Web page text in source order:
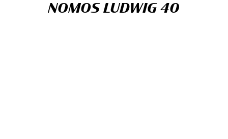
NOMOS LUDWIG 40